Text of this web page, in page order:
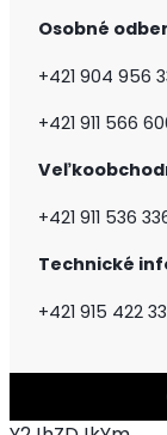
Osobné
+421 904 956
+421 911 566
+421 911 536
Technické
+421 915 422